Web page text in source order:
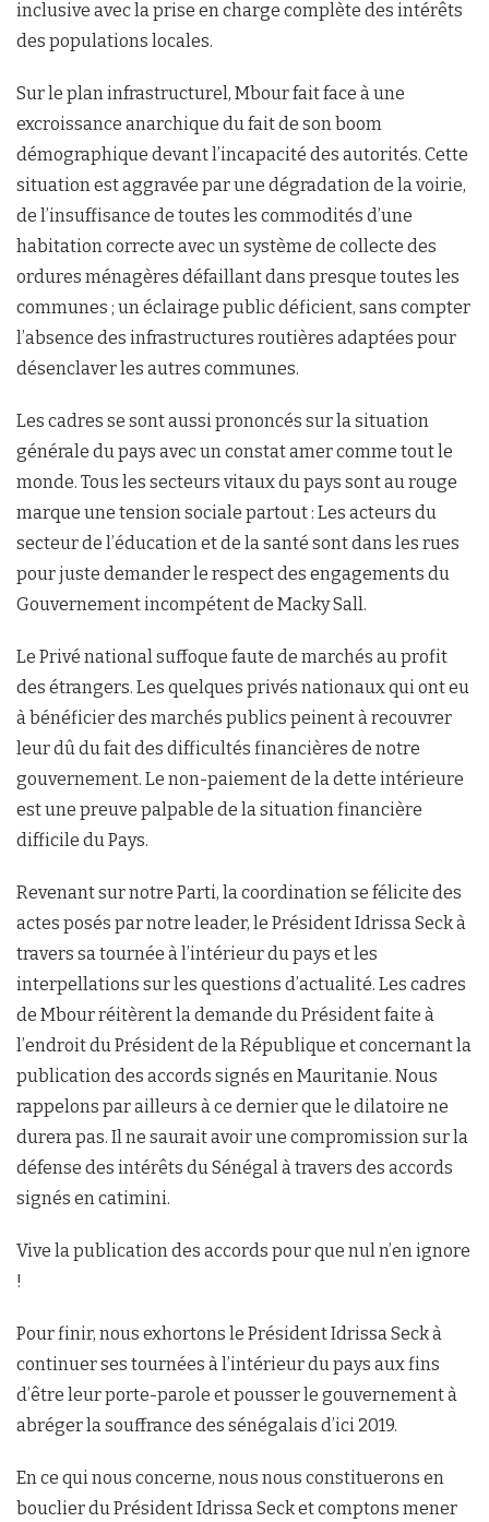
inclusive avec la prise en charge complète des intérêts
des populations locales.
Sur le plan infrastructurel, Mbour fait face à une
excroissance anarchique du fait de son boom
démographique devant l’incapacité des autorités. Cette
situation est aggravée par une dégradation de la voirie,
de l’insuffisance de toutes les commodités d’une
habitation correcte avec un système de collecte des
ordures ménagères défaillant dans presque toutes les
communes ; un éclairage public déficient, sans compter
l’absence des infrastructures routières adaptées pour
désenclaver les autres communes.
Les cadres se sont aussi prononcés sur la situation
générale du pays avec un constat amer comme tout le
monde. Tous les secteurs vitaux du pays sont au rouge
marque une tension sociale partout : Les acteurs du
secteur de l’éducation et de la santé sont dans les rues
pour juste demander le respect des engagements du
Gouvernement incompétent de Macky Sall.
Le Privé national suffoque faute de marchés au profit
des étrangers. Les quelques privés nationaux qui ont eu
à bénéficier des marchés publics peinent à recouvrer
leur dû du fait des difficultés financières de notre
gouvernement. Le non-paiement de la dette intérieure
est une preuve palpable de la situation financière
difficile du Pays.
Revenant sur notre Parti, la coordination se félicite des
actes posés par notre leader, le Président Idrissa Seck à
travers sa tournée à l’intérieur du pays et les
interpellations sur les questions d’actualité. Les cadres
de Mbour réitèrent la demande du Président faite à
l’endroit du Président de la République et concernant la
publication des accords signés en Mauritanie. Nous
rappelons par ailleurs à ce dernier que le dilatoire ne
durera pas. Il ne saurait avoir une compromission sur la
défense des intérêts du Sénégal à travers des accords
signés en catimini.
Vive la publication des accords pour que nul n’en ignore
!
Pour finir, nous exhortons le Président Idrissa Seck à
continuer ses tournées à l’intérieur du pays aux fins
d’être leur porte-parole et pousser le gouvernement à
abréger la souffrance des sénégalais d’ici 2019.
En ce qui nous concerne, nous nous constituerons en
bouclier du Président Idrissa Seck et comptons mener